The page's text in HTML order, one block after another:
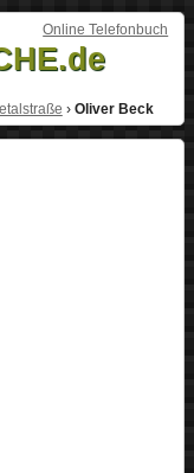
Online Telefonbuch
› Oliver Beck